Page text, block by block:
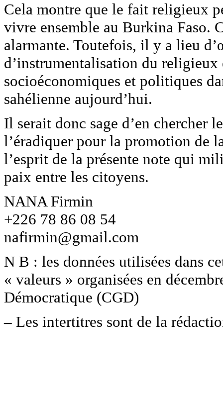
Cela montre que le fait religieux
vivre ensemble au Burkina Faso.
alarmante. Toutefois, il y a lieu
d’instrumentalisation du
socioéconomiques et politiques
sahélienne aujourd’hui.
Il serait donc sage d’en chercher
l’éradiquer pour la promotion de
l’esprit de la présente note qui
paix entre les citoyens.
NANA Firmin
+226 78 86 08 54
nafirmin@gmail.com
N B : les données utilisées dans
« valeurs » organisées en
Démocratique (CGD)
– Les intertitres sont de la